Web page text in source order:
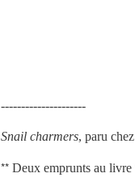
---------------------
Snail charmers, paru chez
** Deux emprunts au livre